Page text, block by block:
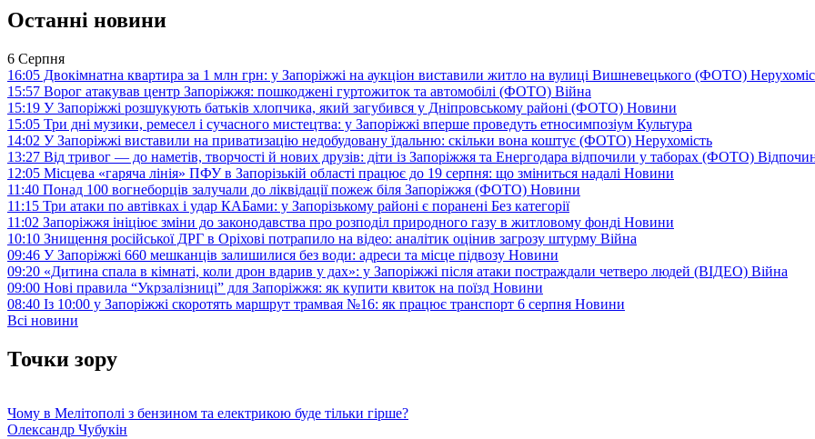
Останні новини
6 Серпня
16:05 Двокімнатна квартира за 1 млн грн: у Запоріжжі на аукціон виставили житло на вулиці Вишневецького (ФОТО)
15:57 Ворог атакував центр Запоріжжя: пошкоджені гуртожиток та автомобілі (ФОТО) Війна
15:19 У Запоріжжі розшукують батьків хлопчика, який загубився у Дніпровському районі (ФОТО) Новини
15:05 Три дні музики, ремесел і сучасного мистецтва: у Запоріжжі вперше проведуть етносимпозіум Культура
14:02 У Запоріжжі виставили на приватизацію недобудовану їдальню: скільки вона коштує (ФОТО) Нерухомість
13:27 Від тривог — до наметів, творчості й нових друзів: діти із Запоріжжя та Енергодара відпочили у таборах (ФОТО)
12:05 Місцева «гаряча лінія» ПФУ в Запорізькій області працює до 19 серпня: що зміниться надалі Новини
11:40 Понад 100 вогнеборців залучали до ліквідації пожеж біля Запоріжжя (ФОТО) Новини
11:15 Три атаки по автівках і удар КАБами: у Запорізькому районі є поранені Без категорії
11:02 Запоріжжя ініціює зміни до законодавства про розподіл природного газу в житловому фонді Новини
10:10 Знищення російської ДРГ в Оріхові потрапило на відео: аналітик оцінив загрозу штурму Війна
09:46 У Запоріжжі 660 мешканців залишилися без води: адреси та місце підвозу Новини
09:20 «Дитина спала в кімнаті, коли дрон вдарив у дах»: у Запоріжжі після атаки постраждали четверо людей (ВІДЕО) Війна
09:00 Нові правила “Укрзалізниці” для Запоріжжя: як купити квиток на поїзд Новини
08:40 Із 10:00 у Запоріжжі скоротять маршрут трамвая №16: як працює транспорт 6 серпня Новини
Всі новини
Точки зору
Чому в Мелітополі з бензином та електрикою буде тільки гірше?
Олександр Чубукін